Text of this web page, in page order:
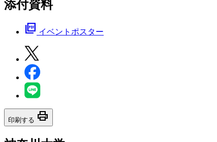
添付資料
picture_as_pdf イベントポスター
印刷する print